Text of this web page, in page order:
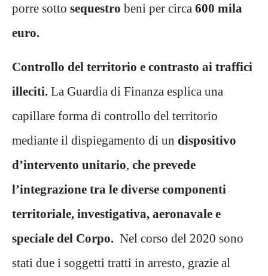
porre sotto sequestro beni per circa 600 mila
euro.
Controllo del territorio e contrasto ai traffici
illeciti. La Guardia di Finanza esplica una
capillare forma di controllo del territorio
mediante il dispiegamento di un dispositivo
d’intervento unitario, che prevede
l’integrazione tra le diverse componenti
territoriale, investigativa, aeronavale e
speciale del Corpo. Nel corso del 2020 sono
stati due i soggetti tratti in arresto, grazie al